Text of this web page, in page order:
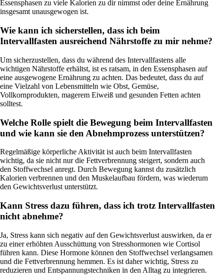
Essensphasen zu viele Kalorien zu dir nimmst oder deine Ernährung
insgesamt unausgewogen ist.
Wie kann ich sicherstellen, dass ich beim
Intervallfasten ausreichend Nährstoffe zu mir nehme?
Um sicherzustellen, dass du während des Intervallfastens alle
wichtigen Nährstoffe erhältst, ist es ratsam, in den Essensphasen auf
eine ausgewogene Ernährung zu achten. Das bedeutet, dass du auf
eine Vielzahl von Lebensmitteln wie Obst, Gemüse,
Vollkornprodukten, magerem Eiweiß und gesunden Fetten achten
solltest.
Welche Rolle spielt die Bewegung beim Intervallfasten
und wie kann sie den Abnehmprozess unterstützen?
Regelmäßige körperliche Aktivität ist auch beim Intervallfasten
wichtig, da sie nicht nur die Fettverbrennung steigert, sondern auch
den Stoffwechsel anregt. Durch Bewegung kannst du zusätzlich
Kalorien verbrennen und den Muskelaufbau fördern, was wiederum
den Gewichtsverlust unterstützt.
Kann Stress dazu führen, dass ich trotz Intervallfasten
nicht abnehme?
Ja, Stress kann sich negativ auf den Gewichtsverlust auswirken, da er
zu einer erhöhten Ausschüttung von Stresshormonen wie Cortisol
führen kann. Diese Hormone können den Stoffwechsel verlangsamen
und die Fettverbrennung hemmen. Es ist daher wichtig, Stress zu
reduzieren und Entspannungstechniken in den Alltag zu integrieren.